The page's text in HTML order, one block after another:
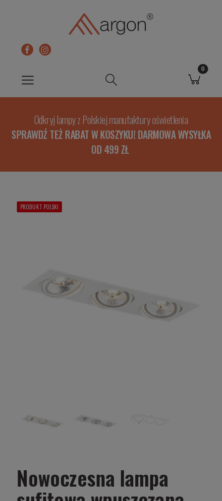
Odkryj lampy z Polskiej manufaktury oświetlenia
SPRAWDŹ TEŻ RABAT W KOSZYKU! DARMOWA WYSYŁKA
OD 499 ZŁ
PRODUKT POLSKI
Nowoczesna lampa